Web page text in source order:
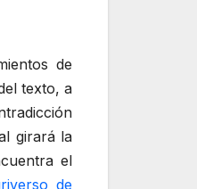
de
texto, a
girará la
el
de